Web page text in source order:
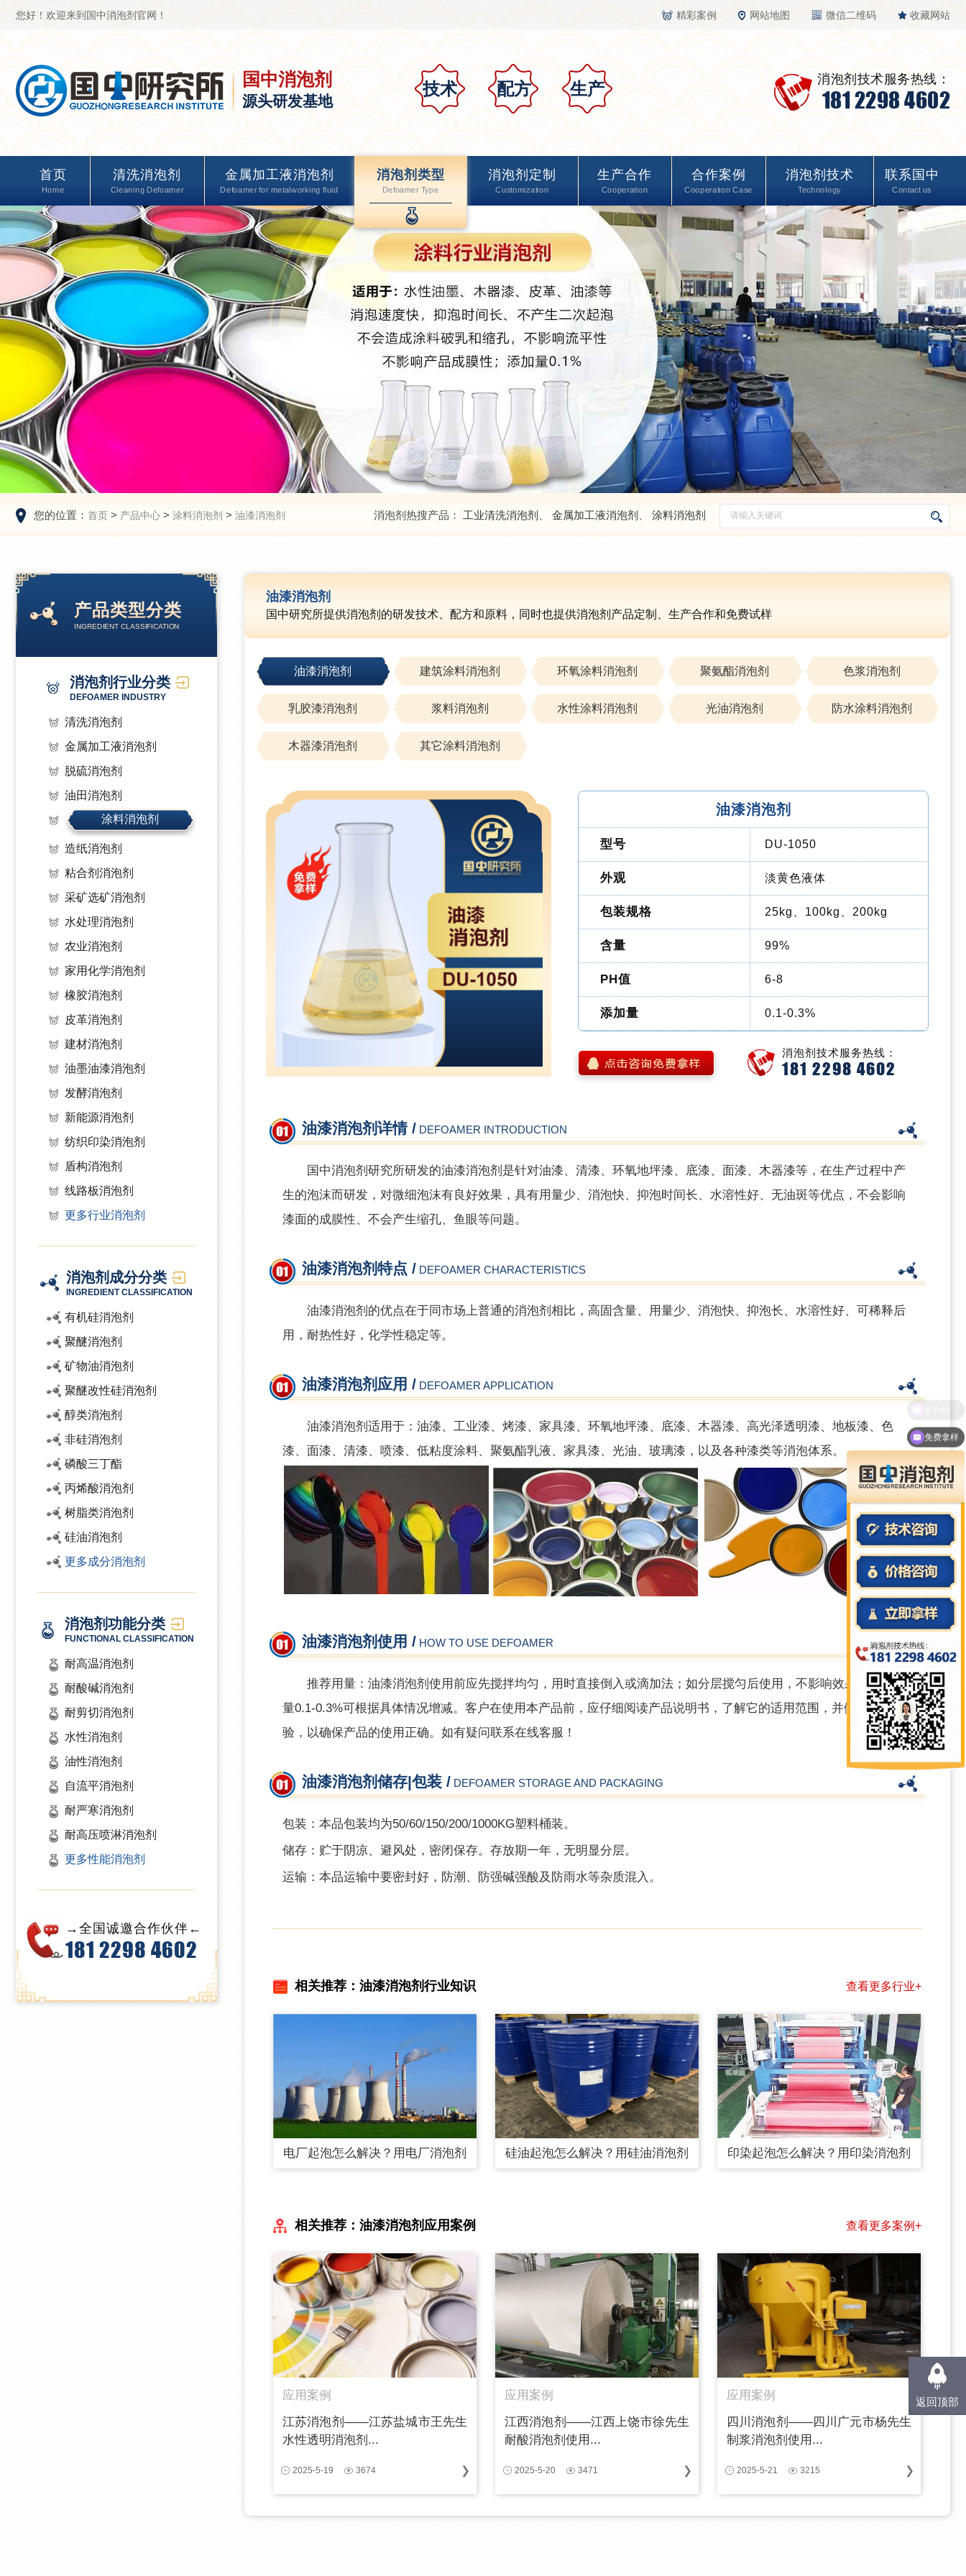
您好！欢迎来到国中消泡剂官网！ 精彩案例 网站地图 微信二维码 收藏网站
国中消泡剂
源头研发基地
技术 配方 生产 消泡剂技术服务热线：
181 2298 4602
首页
Home
清洗消泡剂
Cleaning Defoamer
金属加工液消泡剂
Defoamer for metalworking fluid
消泡剂类型
Defoamer Type
消泡剂定制
Customization
生产合作
Cooperation
合作案例
Cooperation Case
消泡剂技术
Technology
联系国中
Contact us
您的位置： 首页 > 产品中心 > 涂料消泡剂 > 油漆消泡剂 消泡剂热搜产品： 工业清洗消泡剂 金属加工液消泡剂 涂料消泡剂
产品类型分类
INGREDIENT CLASSIFICATION
消泡剂行业分类
DEFOAMER INDUSTRY
清洗消泡剂
金属加工液消泡剂
脱硫消泡剂
油田消泡剂
涂料消泡剂
造纸消泡剂
粘合剂消泡剂
采矿选矿消泡剂
水处理消泡剂
农业消泡剂
家用化学消泡剂
橡胶消泡剂
皮革消泡剂
建材消泡剂
油墨油漆消泡剂
发酵消泡剂
新能源消泡剂
纺织印染消泡剂
盾构消泡剂
线路板消泡剂
更多行业消泡剂
消泡剂成分分类
INGREDIENT CLASSIFICATION
有机硅消泡剂
聚醚消泡剂
矿物油消泡剂
聚醚改性硅消泡剂
醇类消泡剂
非硅消泡剂
磷酸三丁酯
丙烯酸消泡剂
树脂类消泡剂
硅油消泡剂
更多成分消泡剂
消泡剂功能分类
FUNCTIONAL CLASSIFICATION
耐高温消泡剂
耐酸碱消泡剂
耐剪切消泡剂
水性消泡剂
油性消泡剂
自流平消泡剂
耐严寒消泡剂
耐高压喷淋消泡剂
更多性能消泡剂
→全国诚邀合作伙伴←
181 2298 4602
油漆消泡剂
国中研究所提供消泡剂的研发技术、配方和原料，同时也提供消泡剂产品定制、生产合作和免费试样
油漆消泡剂 建筑涂料消泡剂 环氧涂料消泡剂 聚氨酯消泡剂 色浆消泡剂
乳胶漆消泡剂 浆料消泡剂 水性涂料消泡剂 光油消泡剂 防水涂料消泡剂
木器漆消泡剂 其它涂料消泡剂
油漆消泡剂
型号 DU-1050
外观 淡黄色液体
包装规格 25kg、100kg、200kg
含量 99%
PH值 6-8
添加量 0.1-0.3%
消泡剂技术服务热线：
181 2298 4602
油漆消泡剂详情 / DEFOAMER INTRODUCTION
国中消泡剂研究所研发的油漆消泡剂是针对油漆、清漆、环氧地坪漆、底漆、面漆、木器漆等，在生产过程中产
生的泡沫而研发，对微细泡沫有良好效果，具有用量少、消泡快、抑泡时间长、水溶性好、无油斑等优点，不会影响
漆面的成膜性、不会产生缩孔、鱼眼等问题。
油漆消泡剂特点 / DEFOAMER CHARACTERISTICS
油漆消泡剂的优点在于同市场上普通的消泡剂相比，高固含量、用量少、消泡快、抑泡长、水溶性好、可稀释后
用，耐热性好，化学性稳定等。
油漆消泡剂应用 / DEFOAMER APPLICATION
油漆消泡剂适用于：油漆、工业漆、烤漆、家具漆、环氧地坪漆、底漆、木器漆、高光泽透明漆、地板漆、色
漆、面漆、清漆、喷漆、低粘度涂料、聚氨酯乳液、家具漆、光油、玻璃漆，以及各种漆类等消泡体系。
油漆消泡剂使用 / HOW TO USE DEFOAMER
推荐用量： 油漆消泡剂使用前应先搅拌均匀，用时直接倒入或滴加法；如分层搅匀后使用，不影响效果；推荐用
量0.1-0.3%可根据具体情况增减。客户在使用本产品前，应仔细阅读产品说明书，了解它的适用范围，并做小试实
验，以确保产品的使用正确。如有疑问联系在线客服！
油漆消泡剂储存|包装 / DEFOAMER STORAGE AND PACKAGING
包装：本品包装均为50/60/150/200/1000KG塑料桶装。
储存：贮于阴凉、避风处，密闭保存。存放期一年，无明显分层。
运输：本品运输中要密封好，防潮、防强碱强酸及防雨水等杂质混入。
相关推荐：油漆消泡剂行业知识 查看更多行业+
电厂起泡怎么解决？用电厂消泡剂 硅油起泡怎么解决？用硅油消泡剂 印染起泡怎么解决？用印染消泡剂
相关推荐：油漆消泡剂应用案例 查看更多案例+
应用案例
江苏消泡剂——江苏盐城市王先生
水性透明消泡剂...
2025-5-19 3674
应用案例
江西消泡剂——江西上饶市徐先生
耐酸消泡剂使用...
2025-5-20 3471
应用案例
四川消泡剂——四川广元市杨先生
制浆消泡剂使用...
2025-5-21 3215
返回顶部
免费拿样